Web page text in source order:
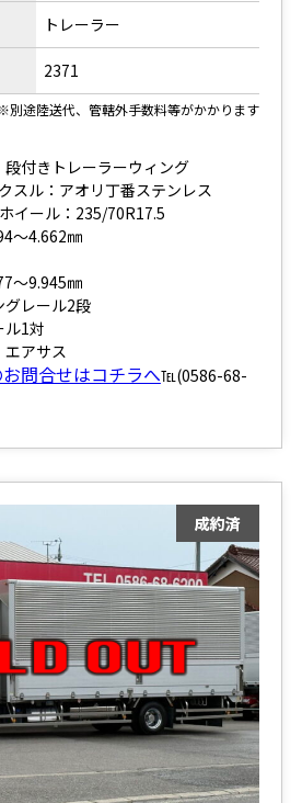
トレーラー
2371
別途陸送代、管轄外手数料等がかかります
段付きトレーラーウィング
スル：アオリ丁番ステンレス
イール：235/70R17.5
～4.662㎜
～9.945㎜
グレール2段
ル1対
エアサス
問合せはコチラへ℡(0586-68-